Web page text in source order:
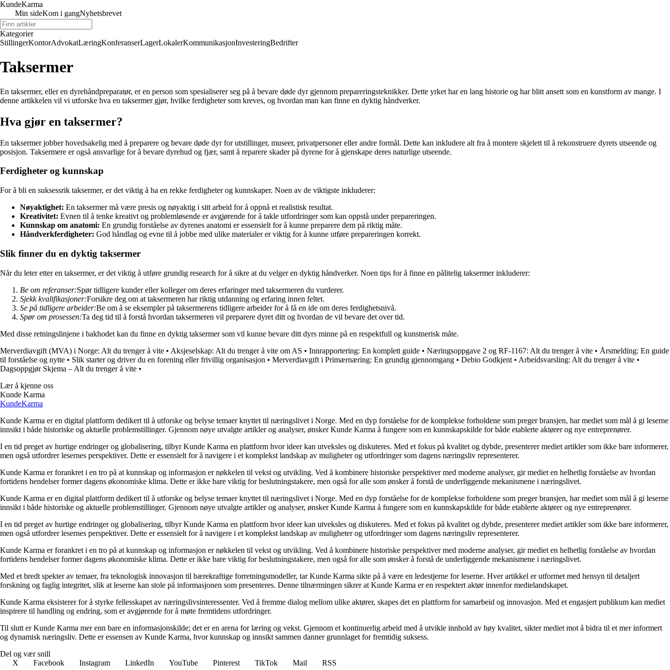
KundeKarma
Min sideKom i gangNyhetsbrevet
Kategorier
StillingerKontorAdvokatLæringKonferanserLagerLokalerKommunikasjonInvesteringBedrifter
Taksermer
En taksermer, eller en dyrehåndpreparatør, er en person som spesialiserer seg på å bevare døde dyr gjennom prepareringsteknikker. Dette yrket har en lang historie og har blitt ansett som en kunstform av mange. I
denne artikkelen vil vi utforske hva en taksermer gjør, hvilke ferdigheter som kreves, og hvordan man kan finne en dyktig håndverker.
Hva gjør en taksermer?
En taksermer jobber hovedsakelig med å preparere og bevare døde dyr for utstillinger, museer, privatpersoner eller andre formål. Dette kan inkludere alt fra å montere skjelett til å rekonstruere dyrets utseende og
posisjon. Taksermere er også ansvarlige for å bevare dyrehud og fjær, samt å reparere skader på dyrene for å gjenskape deres naturlige utseende.
Ferdigheter og kunnskap
For å bli en suksessrik taksermer, er det viktig å ha en rekke ferdigheter og kunnskaper. Noen av de viktigste inkluderer:
Nøyaktighet: En taksermer må være presis og nøyaktig i sitt arbeid for å oppnå et realistisk resultat.
Kreativitet: Evnen til å tenke kreativt og problemløsende er avgjørende for å takle utfordringer som kan oppstå under prepareringen.
Kunnskap om anatomi: En grundig forståelse av dyrenes anatomi er essensielt for å kunne preparere dem på riktig måte.
Håndverkferdigheter: God håndlag og evne til å jobbe med ulike materialer er viktig for å kunne utføre prepareringen korrekt.
Slik finner du en dyktig taksermer
Når du leter etter en taksermer, er det viktig å utføre grundig research for å sikre at du velger en dyktig håndverker. Noen tips for å finne en pålitelig taksermer inkluderer:
Be om referanser:Spør tidligere kunder eller kolleger om deres erfaringer med taksermeren du vurderer.
Sjekk kvalifikasjoner:Forsikre deg om at taksermeren har riktig utdanning og erfaring innen feltet.
Se på tidligere arbeider:Be om å se eksempler på taksermerens tidligere arbeider for å få en ide om deres ferdighetsnivå.
Spør om prosessen:Ta deg tid til å forstå hvordan taksermeren vil preparere dyret ditt og hvordan de vil bevare det over tid.
Med disse retningslinjene i bakhodet kan du finne en dyktig taksermer som vil kunne bevare ditt dyrs minne på en respektfull og kunstnerisk måte.
Merverdiavgift (MVA) i Norge: Alt du trenger å vite • Aksjeselskap: Alt du trenger å vite om AS • Innrapportering: En komplett guide • Næringsoppgave 2 og RF-1167: Alt du trenger å vite • Årsmelding: En guide
til forståelse og nytte • Slik starter og driver du en forening eller frivillig organisasjon • Merverdiavgift i Primærnæring: En grundig gjennomgang • Debio Godkjent • Arbeidsvarsling: Alt du trenger å vite •
Dagsoppgjør Skjema – Alt du trenger å vite •
Lær å kjenne oss
Kunde Karma
KundeKarma
Kunde Karma er en digital plattform dedikert til å utforske og belyse temaer knyttet til næringslivet i Norge. Med en dyp forståelse for de komplekse forholdene som preger bransjen, har mediet som mål å gi leserne
innsikt i både historiske og aktuelle problemstillinger. Gjennom nøye utvalgte artikler og analyser, ønsker Kunde Karma å fungere som en kunnskapskilde for både etablerte aktører og nye entreprenører.
I en tid preget av hurtige endringer og globalisering, tilbyr Kunde Karma en plattform hvor ideer kan utveksles og diskuteres. Med et fokus på kvalitet og dybde, presenterer mediet artikler som ikke bare informerer,
men også utfordrer lesernes perspektiver. Dette er essensielt for å navigere i et komplekst landskap av muligheter og utfordringer som dagens næringsliv representerer.
Kunde Karma er forankret i en tro på at kunnskap og informasjon er nøkkelen til vekst og utvikling. Ved å kombinere historiske perspektiver med moderne analyser, gir mediet en helhetlig forståelse av hvordan
fortidens hendelser former dagens økonomiske klima. Dette er ikke bare viktig for beslutningstakere, men også for alle som ønsker å forstå de underliggende mekanismene i næringslivet.
Kunde Karma er en digital plattform dedikert til å utforske og belyse temaer knyttet til næringslivet i Norge. Med en dyp forståelse for de komplekse forholdene som preger bransjen, har mediet som mål å gi leserne
innsikt i både historiske og aktuelle problemstillinger. Gjennom nøye utvalgte artikler og analyser, ønsker Kunde Karma å fungere som en kunnskapskilde for både etablerte aktører og nye entreprenører.
I en tid preget av hurtige endringer og globalisering, tilbyr Kunde Karma en plattform hvor ideer kan utveksles og diskuteres. Med et fokus på kvalitet og dybde, presenterer mediet artikler som ikke bare informerer,
men også utfordrer lesernes perspektiver. Dette er essensielt for å navigere i et komplekst landskap av muligheter og utfordringer som dagens næringsliv representerer.
Kunde Karma er forankret i en tro på at kunnskap og informasjon er nøkkelen til vekst og utvikling. Ved å kombinere historiske perspektiver med moderne analyser, gir mediet en helhetlig forståelse av hvordan
fortidens hendelser former dagens økonomiske klima. Dette er ikke bare viktig for beslutningstakere, men også for alle som ønsker å forstå de underliggende mekanismene i næringslivet.
Med et bredt spekter av temaer, fra teknologisk innovasjon til bærekraftige forretningsmodeller, tar Kunde Karma sikte på å være en ledestjerne for leserne. Hver artikkel er utformet med hensyn til detaljert
forskning og faglig integritet, slik at leserne kan stole på informasjonen som presenteres. Denne tilnærmingen sikrer at Kunde Karma er en respektert aktør innenfor medielandskapet.
Kunde Karma eksisterer for å styrke fellesskapet av næringslivsinteressenter. Ved å fremme dialog mellom ulike aktører, skapes det en plattform for samarbeid og innovasjon. Med et engasjert publikum kan mediet
inspirere til handling og endring, som er avgjørende for å møte fremtidens utfordringer.
Til slutt er Kunde Karma mer enn bare en informasjonskilde; det er en arena for læring og vekst. Gjennom et kontinuerlig arbeid med å utvikle innhold av høy kvalitet, sikter mediet mot å bidra til et mer informert
og dynamisk næringsliv. Dette er essensen av Kunde Karma, hvor kunnskap og innsikt sammen danner grunnlaget for fremtidig suksess.
Del og vær snill
X
Facebook Instagram LinkedIn YouTube Pinterest TikTok Mail
RSS